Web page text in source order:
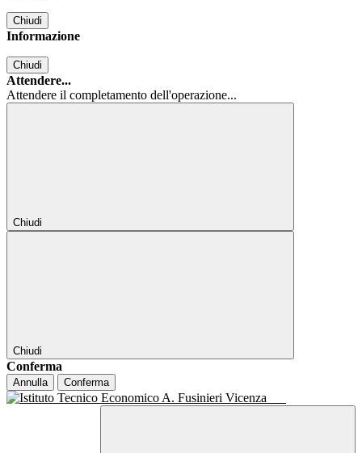
Chiudi
Informazione
Chiudi
Attendere...
Attendere il completamento dell'operazione...
Chiudi
Chiudi
Conferma
Annulla Conferma